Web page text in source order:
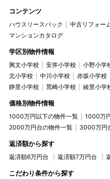
コンテンツ
ハウスリースバック 中古リフォー
マンションカタログ
学区別物件情報
興文小学校 安井小学校 小野小学
北小学校
中川小学校 赤坂小学校
静里小学校
荒崎小学校 綾里小学
価格別物件情報
1000万円以下の物件一覧
1000万
2000万円台の物件一覧
3000万円
返済額から探す
返済額6万円台 返済額7万円台
こだわり条件から探す